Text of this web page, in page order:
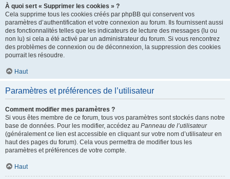
À quoi sert « Supprimer les cookies » ?
Cela supprime tous les cookies créés par phpBB qui conservent vos
paramètres d’authentification et votre connexion au forum. Ils fournissent aussi
des fonctionnalités telles que les indicateurs de lecture des messages (lu ou
non lu) si cela a été activé par un administrateur du forum. Si vous rencontrez
des problèmes de connexion ou de déconnexion, la suppression des cookies
pourrait les résoudre.
Haut
Paramètres et préférences de l’utilisateur
Comment modifier mes paramètres ?
Si vous êtes membre de ce forum, tous vos paramètres sont stockés dans notre
base de données. Pour les modifier, accédez au Panneau de l’utilisateur
(généralement ce lien est accessible en cliquant sur votre nom d’utilisateur en
haut des pages du forum). Cela vous permettra de modifier tous les
paramètres et préférences de votre compte.
Haut